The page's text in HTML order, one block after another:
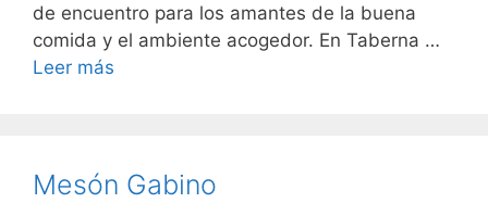
de encuentro para los amantes de la buena
comida y el ambiente acogedor. En Taberna …
Leer más
Mesón Gabino